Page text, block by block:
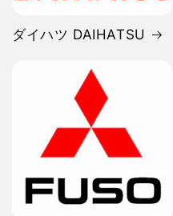
ダイハツ DAIHATSU